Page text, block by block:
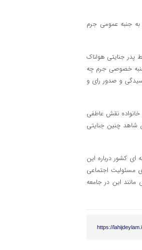
به جنبه عمومی جرم
خبر افزود: قتل دختر ۱۴ ساله تالشی توسط پدر جنایتی هولناک
جنبه خصوصی جرم چه
و صدور رای و
خانواده نقش عاطفی
شاهد چنین جنایتی
کشور درباره این
مسئولیت اجتماعی
این در جامعه
https://